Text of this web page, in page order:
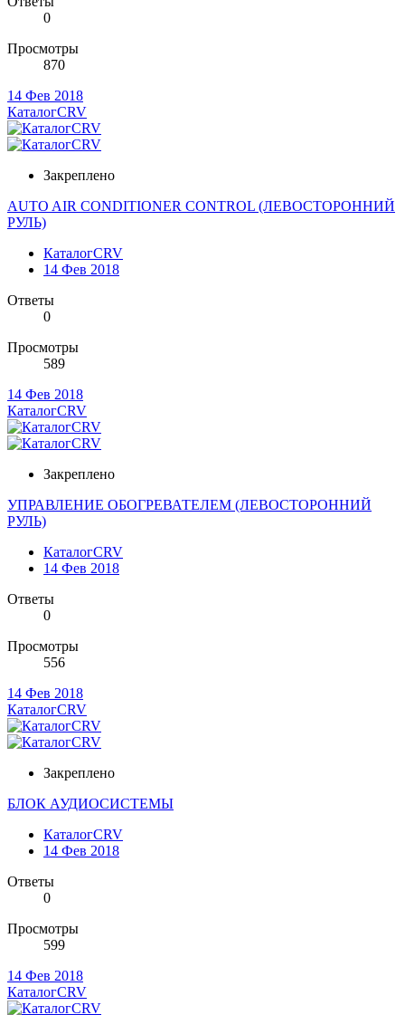
0
Просмотры
870
14 Фев 2018
КаталогCRV
Закреплено
AUTO AIR CONDITIONER CONTROL (ЛЕВОСТОРОННИЙ
РУЛЬ)
КаталогCRV
14 Фев 2018
Ответы
0
Просмотры
589
14 Фев 2018
КаталогCRV
Закреплено
УПРАВЛЕНИЕ ОБОГРЕВАТЕЛЕМ (ЛЕВОСТОРОННИЙ
РУЛЬ)
КаталогCRV
14 Фев 2018
Ответы
0
Просмотры
556
14 Фев 2018
КаталогCRV
Закреплено
БЛОК АУДИОСИСТЕМЫ
КаталогCRV
14 Фев 2018
Ответы
0
Просмотры
599
14 Фев 2018
КаталогCRV